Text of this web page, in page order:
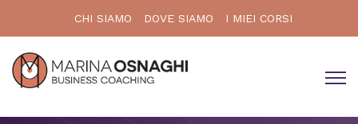
CHI SIAMO DOVE SIAMO I MIEI CORSI